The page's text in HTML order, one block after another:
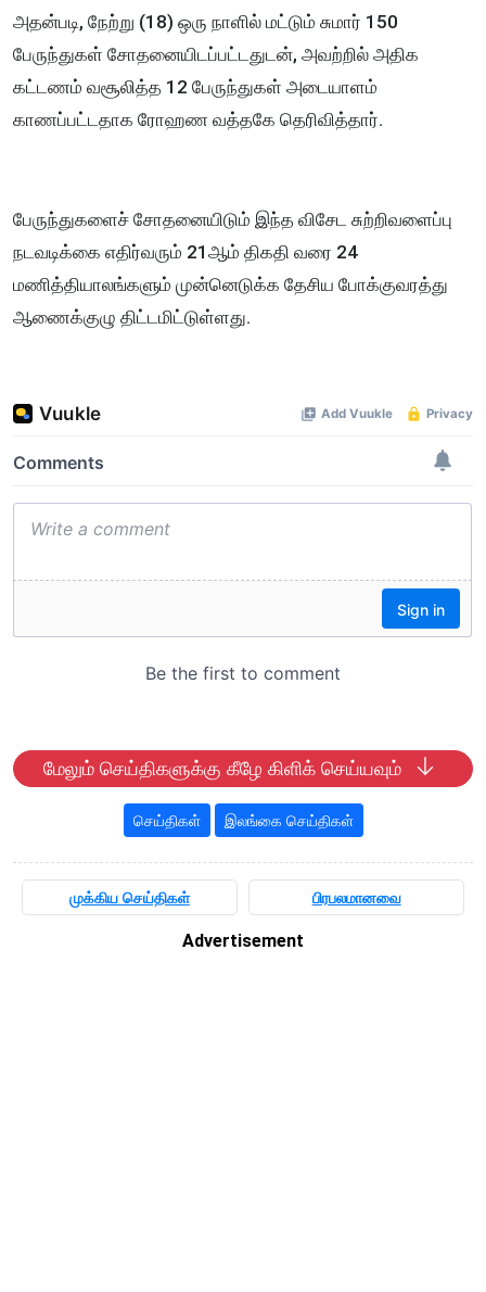
அதன்படி, நேற்று (18) ஒரு நாளில் மட்டும் சுமார் 150
பேருந்துகள் சோதனையிடப்பட்டதுடன், அவற்றில் அதிக
கட்டணம் வசூலித்த 12 பேருந்துகள் அடையாளம்
காணப்பட்டதாக ரோஹண வத்தகே தெரிவித்தார்.
பேருந்துகளைச் சோதனையிடும் இந்த விசேட சுற்றிவளைப்பு
நடவடிக்கை எதிர்வரும் 21ஆம் திகதி வரை 24
மணித்தியாலங்களும் முன்னெடுக்க தேசிய போக்குவரத்து
ஆணைக்குழு திட்டமிட்டுள்ளது.
மேலும் செய்திகளுக்கு கீழே கிளிக் செய்யவும்
செய்திகள் இலங்கை செய்திகள்
முக்கிய செய்திகள் பிரபலமானவை
Advertisement